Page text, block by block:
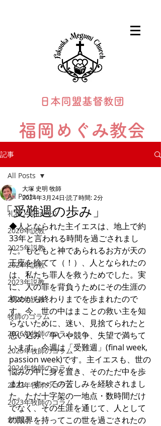
日本同盟基督教団
福岡めぐみ教会
記事
All Posts
礼拝メッセージ
2026年説教
2025年説教
2024年説教
2023年説教
2022年説教
牧師のコラム
2026年牧師のコラム
2025年牧師のコラム
2024年牧師のコラム
2022年牧師のコラム
2023年牧師のコラム
創世記
All Posts
「受難週の歩み」
大塚 史明 牧師
2024年3月24日 読了時間: 2分
◆人となられた主イエスは、地上で約
33年と言われる時間を過ごされまし
た。もともと神であられるお方が天の
王座を捨てて（！）、人となられたの
は、私たち罪人を救うためでした。実
に、人の罪を背負うためにその生涯の
初めから終わりまでを歩まれたので
す。今、世の中はまことの救い主を知
らないために、迷い、見捨てられたと
思い込み、争いや競争、失望で満ちて
います。今週は「受難週」(final week,
passion week)です。主イエスも、世の
悩みの中に身を置き、そのただ中を歩
まれ、すべての苦しみを経験されまし
た。ただ十字架の一地点・数時間だけ
でなく、その生涯を通じて、人として
の限界を持ってこの世を過ごされたの